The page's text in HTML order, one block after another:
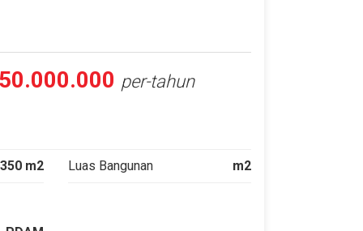
per-tahun
350 m2 Luas Bangunan m2